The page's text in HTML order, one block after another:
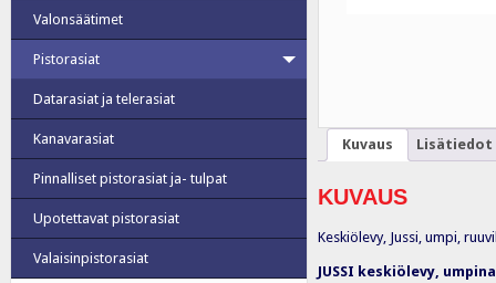
Kuvaus Lisätiedot
KUVAUS
Keskiölevy, Jussi, umpi,
JUSSI keskiölevy,
Valonsäätimet
Pistorasiat
Datarasiat ja telerasiat
Kanavarasiat
Pinnalliset pistorasiat ja- tulpat
Upotettavat pistorasiat
Valaisinpistorasiat